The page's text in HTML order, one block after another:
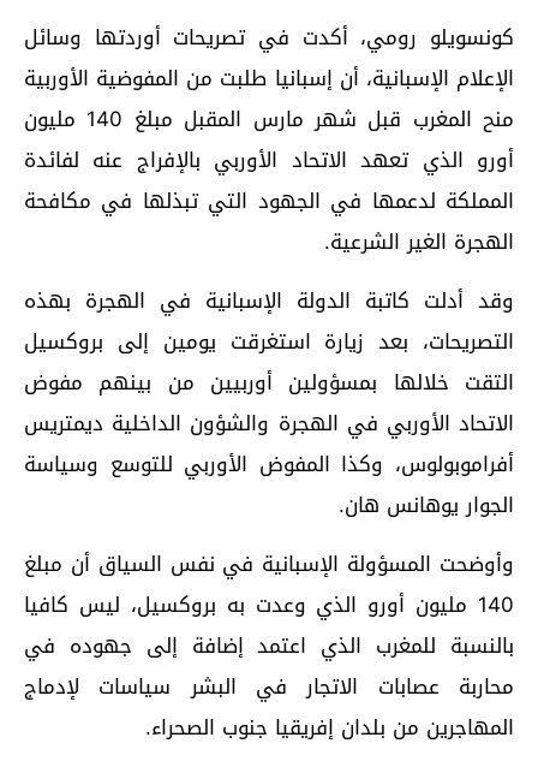
كونسويلو رومي، أكدت في تصريحات أوردتها وسائل
الإعلام الإسبانية، أن إسبانيا طلبت من المفوضية الأوربية
منح المغرب قبل شهر مارس المقبل مبلغ 140 مليون
أورو الذي تعهد الاتحاد الأوربي بالإفراج عنه لفائدة
المملكة لدعمها في الجهود التي تبذلها في مكافحة
الهجرة الغير الشرعية.
وقد أدلت كاتبة الدولة الإسبانية في الهجرة بهذه
التصريحات، بعد زيارة استغرقت يومين إلى بروكسيل
التقت خلالها بمسؤولين أوربيين من بينهم مفوض
الاتحاد الأوربي في الهجرة والشؤون الداخلية ديمتريس
أفراموبولوس، وكذا المفوض الأوربي للتوسع وسياسة
الجوار يوهانس هان.
وأوضحت المسؤولة الإسبانية في نفس السياق أن مبلغ
140 مليون أورو الذي وعدت به بروكسيل، ليس كافيا
بالنسبة للمغرب الذي اعتمد إضافة إلى جهوده في
محاربة عصابات الاتجار في البشر سياسات لإدماج
المهاجرين من بلدان إفريقيا جنوب الصحراء.